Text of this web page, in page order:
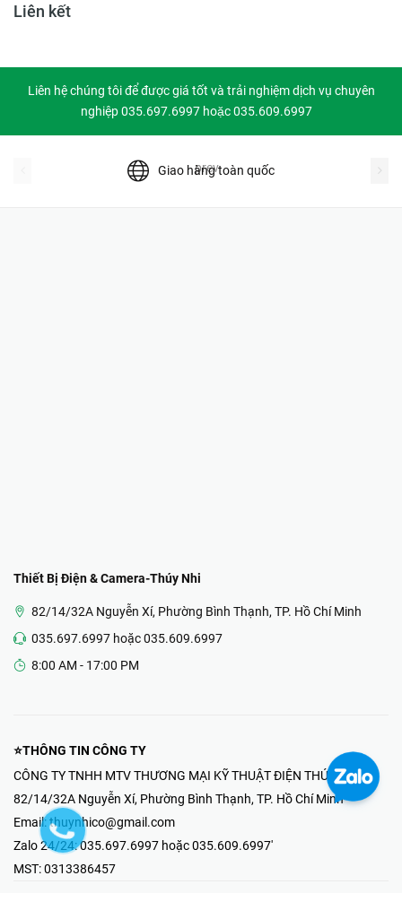
Liên kết
Liên hệ chúng tôi để được giá tốt và trải nghiệm dịch vụ chuyên
nghiệp 035.697.6997 hoặc 035.609.6997
Giao hàng toàn quốc
prev
Thiết Bị Điện & Camera-Thúy Nhi
82/14/32A Nguyễn Xí, Phường Bình Thạnh, TP. Hồ Chí Minh
035.697.6997 hoặc 035.609.6997
8:00 AM - 17:00 PM
⭐THÔNG TIN CÔNG TY
CÔNG TY TNHH MTV THƯƠNG MẠI KỸ THUẬT ĐIỆN THÚY NHI
82/14/32A Nguyễn Xí, Phường Bình Thạnh, TP. Hồ Chí Minh
Email: thuynhico@gmail.com
Zalo 24/24:035.697.6997 hoặc 035.609.6997'
MST:0313386457